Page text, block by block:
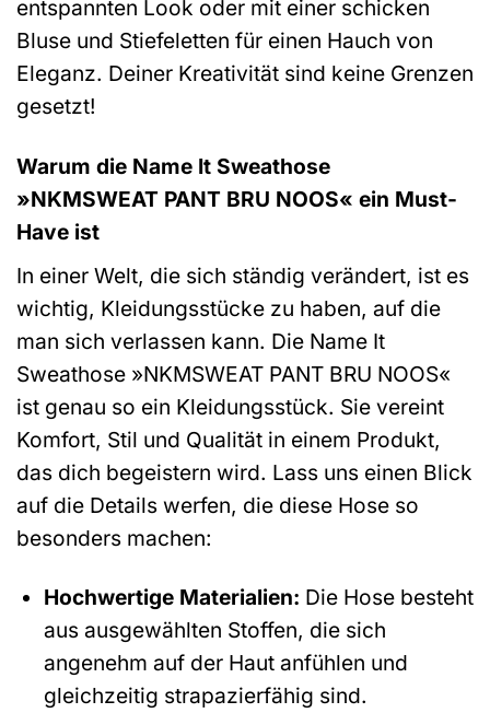
entspannten Look oder mit einer schicken
Bluse und Stiefeletten für einen Hauch von
Eleganz. Deiner Kreativität sind keine Grenzen
gesetzt!
Warum die Name It Sweathose
»NKMSWEAT PANT BRU NOOS« ein Must-
Have ist
In einer Welt, die sich ständig verändert, ist es
wichtig, Kleidungsstücke zu haben, auf die
man sich verlassen kann. Die Name It
Sweathose »NKMSWEAT PANT BRU NOOS«
ist genau so ein Kleidungsstück. Sie vereint
Komfort, Stil und Qualität in einem Produkt,
das dich begeistern wird. Lass uns einen Blick
auf die Details werfen, die diese Hose so
besonders machen:
Hochwertige Materialien: Die Hose besteht
aus ausgewählten Stoffen, die sich
angenehm auf der Haut anfühlen und
gleichzeitig strapazierfähig sind.